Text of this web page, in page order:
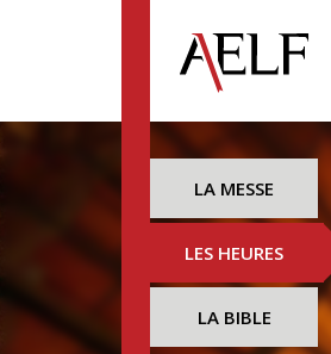
LA MESSE
LES HEURES
LA BIBLE